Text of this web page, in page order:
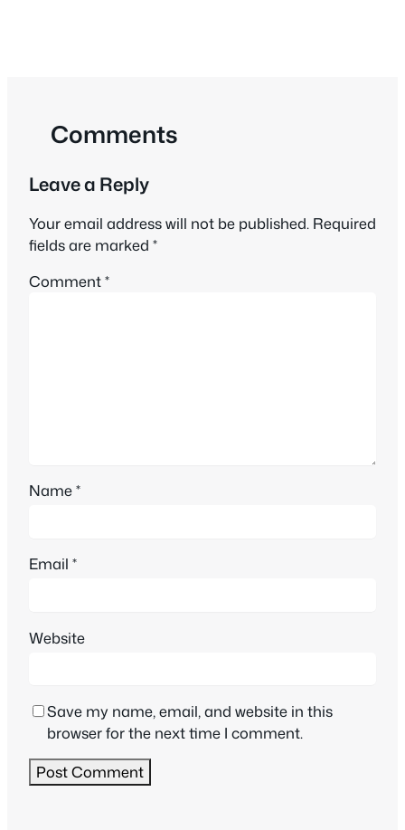
Comments
Leave a Reply
Your email address will not be published. Required
fields are marked *
Comment*
Name*
Email *
Website
Save my name, email, and website in this
browser for the next time I comment.